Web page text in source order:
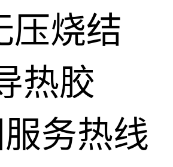
压烧结
热胶
务热线